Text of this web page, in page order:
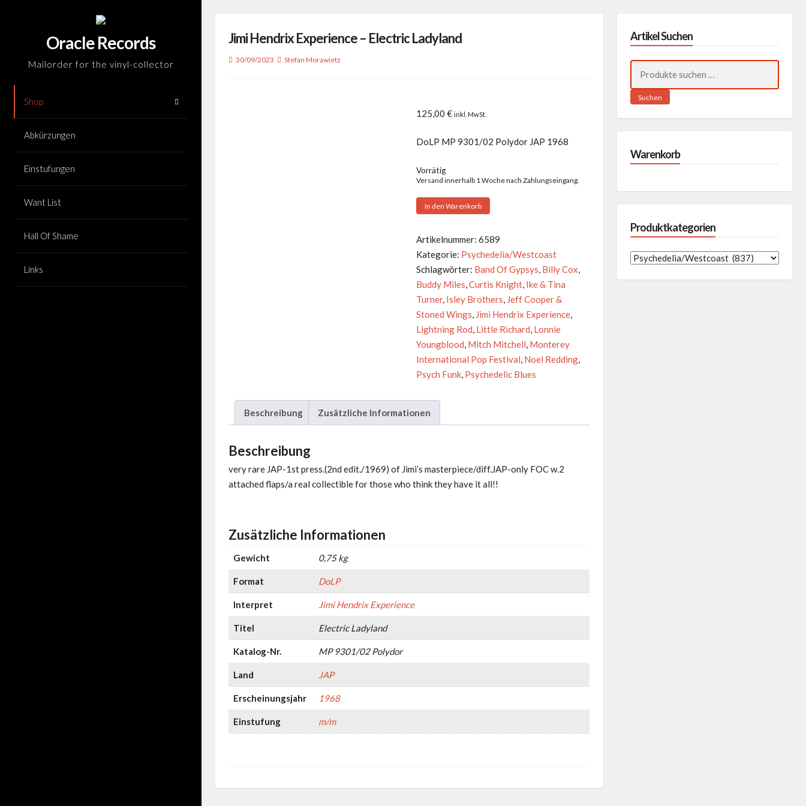
Oracle Records
Mailorder for the vinyl-collector
Shop
Abkürzungen
Einstufungen
Want List
Hall Of Shame
Links
Jimi Hendrix Experience – Electric Ladyland
30/09/2023 Stefan Morawietz
125,00€ inkl. MwSt.
DoLP MP 9301/02 Polydor JAP 1968
Vorrätig
Versand innerhalb 1 Woche nach Zahlungseingang.
Jimi
Experience
-
Electric
Ladyland
Menge
In den Warenkorb
Artikelnummer:6589
Kategorie: Psychedelia/Westcoast
Schlagwörter: Band Of Gypsys, Billy Cox,
Buddy Miles,Curtis Knight, Ike & Tina
Turner, Isley Brothers, Jeff Cooper &
Stoned Wings, Jimi Hendrix Experience,
Lightning Rod, Little Richard, Lonnie
Youngblood, Mitch Mitchell, Monterey
International Pop Festival, Noel Redding,
Psych Funk, Psychedelic Blues
Beschreibung Zusätzliche Informationen
Beschreibung
very rare JAP-1st press.(2nd edit./1969) of Jimi’s masterpiece/diff.JAP-only FOC w.2
attached flaps/a real collectible for those who think they have it all!!
Zusätzliche Informationen
Gewicht 0,75 kg
Format DoLP
Interpret Jimi Hendrix Experience
Titel Electric Ladyland
Katalog-Nr. MP 9301/02 Polydor
Land JAP
Erscheinungsjahr 1968
Einstufung m/m
Artikel Suchen
nach:
Suchen
Warenkorb
Produktkategorien